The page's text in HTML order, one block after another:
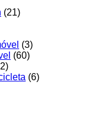
(21)
(3)
(60)
(6)